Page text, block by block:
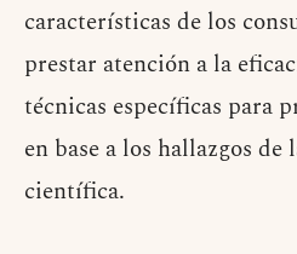
características de los
prestar atención a la
técnicas específicas para
en base a los hallazgos
científica.